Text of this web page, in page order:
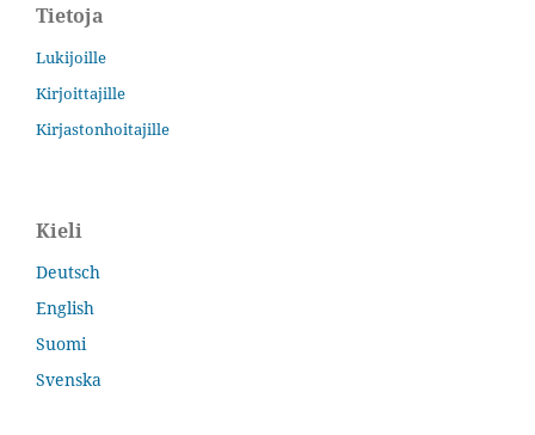
Tietoja
Lukijoille
Kirjoittajille
Kirjastonhoitajille
Kieli
Deutsch
English
Suomi
Svenska